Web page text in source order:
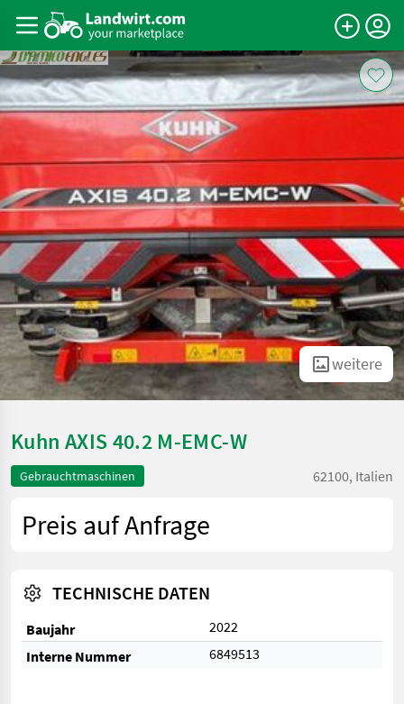
weitere
Kuhn AXIS 40.2 M-EMC-W
Gebrauchtmaschinen 62100, Italien
Preis auf Anfrage
TECHNISCHE DATEN
Baujahr
2022
Interne Nummer
6849513